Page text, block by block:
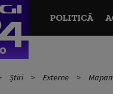
POLITICĂ
Știri Externe